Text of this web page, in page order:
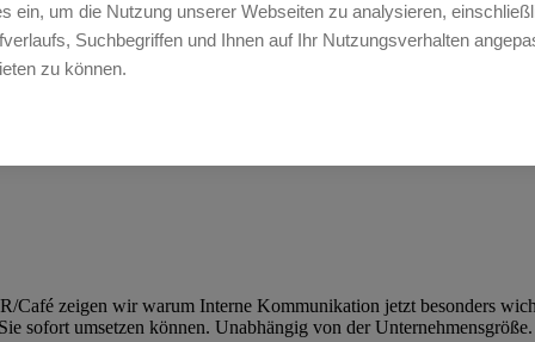
Café zeigen wir warum Interne Kommunikation jetzt besonders
sofort umsetzen können. Unabhängig von der Unternehmensgröße.
ein, um die Nutzung unserer Webseiten zu analysieren,
Suchbegriffen und Ihnen auf Ihr Nutzungsverhalten
zu können.